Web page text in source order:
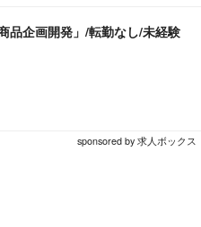
品企画開発」/転勤なし/未経験
sponsored by 求人ボックス